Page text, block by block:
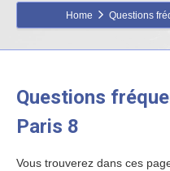
Home Questions
Questions
Paris 8
Vous trouverez dans ces